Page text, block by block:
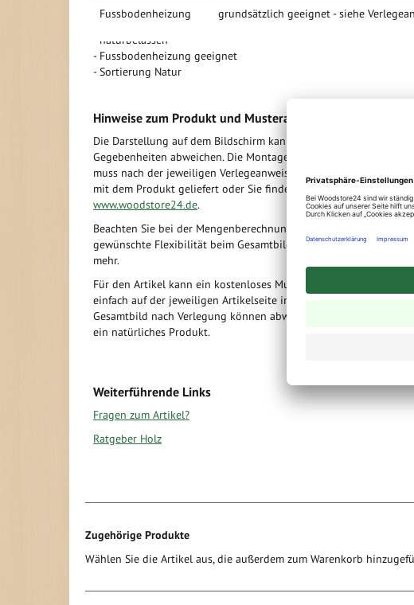
- Nut- und Feder Verbindung
- ca. 3 mm Nutzschicht
- naturbelassen
- Fussbodenheizung geeignet
- Sortierung Natur
Hinweise zum Produkt und Musteranforderung
Die Darstellung auf dem Bildschirm kann aufgrund von
Gegebenheiten abweichen. Die Montage der Dielen und des
muss nach der jeweiligen Verlegeanweisung für das Produkt
mit dem Produkt geliefert oder Sie finden diese im Internet unter
www.woodstore24.de.
Beachten Sie bei der Mengenberechnung die Raumaufteilung und
gewünschte Flexibilität beim Gesamtbild. Der Handwerker bestellt
mehr.
Für den Artikel kann ein kostenloses Muster angefordert werden.
einfach auf der jeweiligen Artikelseite im Shop bestellt werden.
Gesamtbild nach Verlegung können abweichen. Holz ist auch in
ein natürliches Produkt.
Weiterführende Links
Fragen zum Artikel?
Ratgeber Holz
Fussbodenheizung
grundsätzlich geeignet - siehe
Zugehörige Produkte
Wählen Sie die Artikel aus, die außerdem zum Warenkorb